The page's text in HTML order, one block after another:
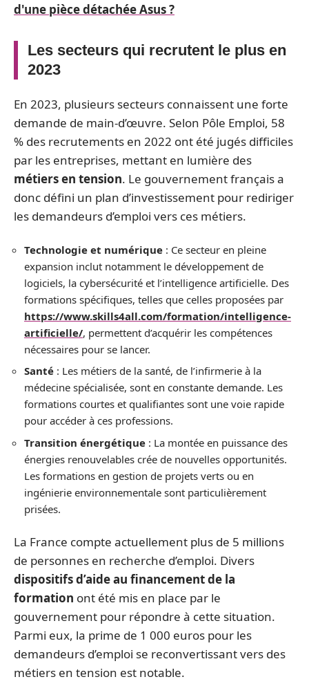
d'une pièce détachée Asus ?
Les secteurs qui recrutent le plus en
2023
En 2023, plusieurs secteurs connaissent une forte
demande de main-d’œuvre. Selon Pôle Emploi, 58
% des recrutements en 2022 ont été jugés difficiles
par les entreprises, mettant en lumière des
métiers en tension. Le gouvernement français a
donc défini un plan d’investissement pour rediriger
les demandeurs d’emploi vers ces métiers.
Technologie et numérique : Ce secteur en pleine
expansion inclut notamment le développement de
logiciels, la cybersécurité et l’intelligence artificielle. Des
formations spécifiques, telles que celles proposées par
https://www.skills4all.com/formation/intelligence-
artificielle/, permettent d’acquérir les compétences
nécessaires pour se lancer.
Santé : Les métiers de la santé, de l’infirmerie à la
médecine spécialisée, sont en constante demande. Les
formations courtes et qualifiantes sont une voie rapide
pour accéder à ces professions.
Transition énergétique : La montée en puissance des
énergies renouvelables crée de nouvelles opportunités.
Les formations en gestion de projets verts ou en
ingénierie environnementale sont particulièrement
prisées.
La France compte actuellement plus de 5 millions
de personnes en recherche d’emploi. Divers
dispositifs d’aide au financement de la
formation ont été mis en place par le
gouvernement pour répondre à cette situation.
Parmi eux, la prime de 1 000 euros pour les
demandeurs d’emploi se reconvertissant vers des
métiers en tension est notable.